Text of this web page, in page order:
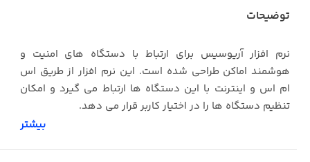
توضیحات
نرم افزار آریوسیس برای ارتباط با دستگاه های امنیت و
هوشمند اماکن طراحی شده است. این نرم افزار از طریق اس
ام اس و اینترنت با این دستگاه ها ارتباط می گیرد و امکان
تنظیم دستگاه ها را در اختیار کاربر قرار می دهد.
بیشتر